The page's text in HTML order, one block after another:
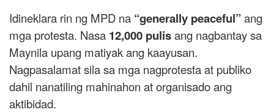
Idineklara rin ng MPD na “generally peaceful”ang
mga protesta. Nasa 12,000 pulisang nagbantay sa
Maynila upang matiyak ang kaayusan.
Nagpasalamat sila sa mga nagprotesta at publiko
dahil nanatiling mahinahon at organisado ang
aktibidad.